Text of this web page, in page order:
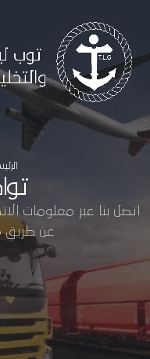
اتصل بنا عبر معلومات
عن طريق